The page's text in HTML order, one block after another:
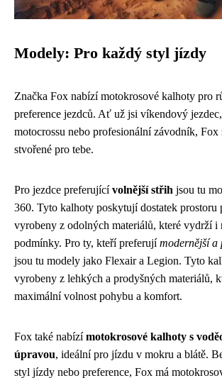
Modely: Pro každý styl jízdy
Značka Fox nabízí motokrosové kalhoty pro
preference jezdců. Ať už jsi víkendový
motocrossu nebo profesionální závodník, Fox
stvořené pro tebe.
Pro jezdce preferujícívolnější střih jsou tu
360. Tyto kalhoty poskytují dostatek prostoru
vyrobeny z odolných materiálů, které vydrží i
podmínky. Pro ty, kteří preferujímodernější a
jsou tu modely jako Flexair a Legion. Tyto
vyrobeny z lehkých a prodyšných materiálů,
maximální volnost pohybu a komfort.
Fox také nabízímotokrosové kalhoty s
úpravou, ideální pro jízdu v mokru a blátě.
styl jízdy nebo preference, Fox má